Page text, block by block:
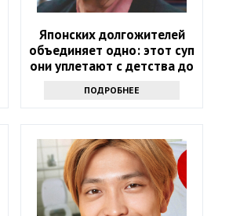
Японских долгожителей
объединяет одно: этот суп
они уплетают с детства до
ПОДРОБНЕЕ